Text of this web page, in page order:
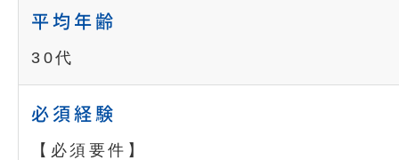
平均年齢
30代
必須経験
【必須要件】